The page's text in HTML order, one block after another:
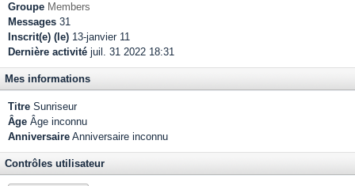
Groupe Members
Messages 31
Inscrit(e) (le) 13-janvier 11
Dernière activité juil. 31 2022 18:31
Mes informations
Titre Sunriseur
Âge Âge inconnu
Anniversaire Anniversaire inconnu
Contrôles utilisateur